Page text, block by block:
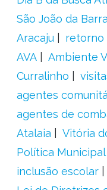
São João da Barra
Aracaju
retorno
AVA
Ambiente
Curralinho
agentes
agentes de
Atalaia
Vitória
Política
inclusão escolar